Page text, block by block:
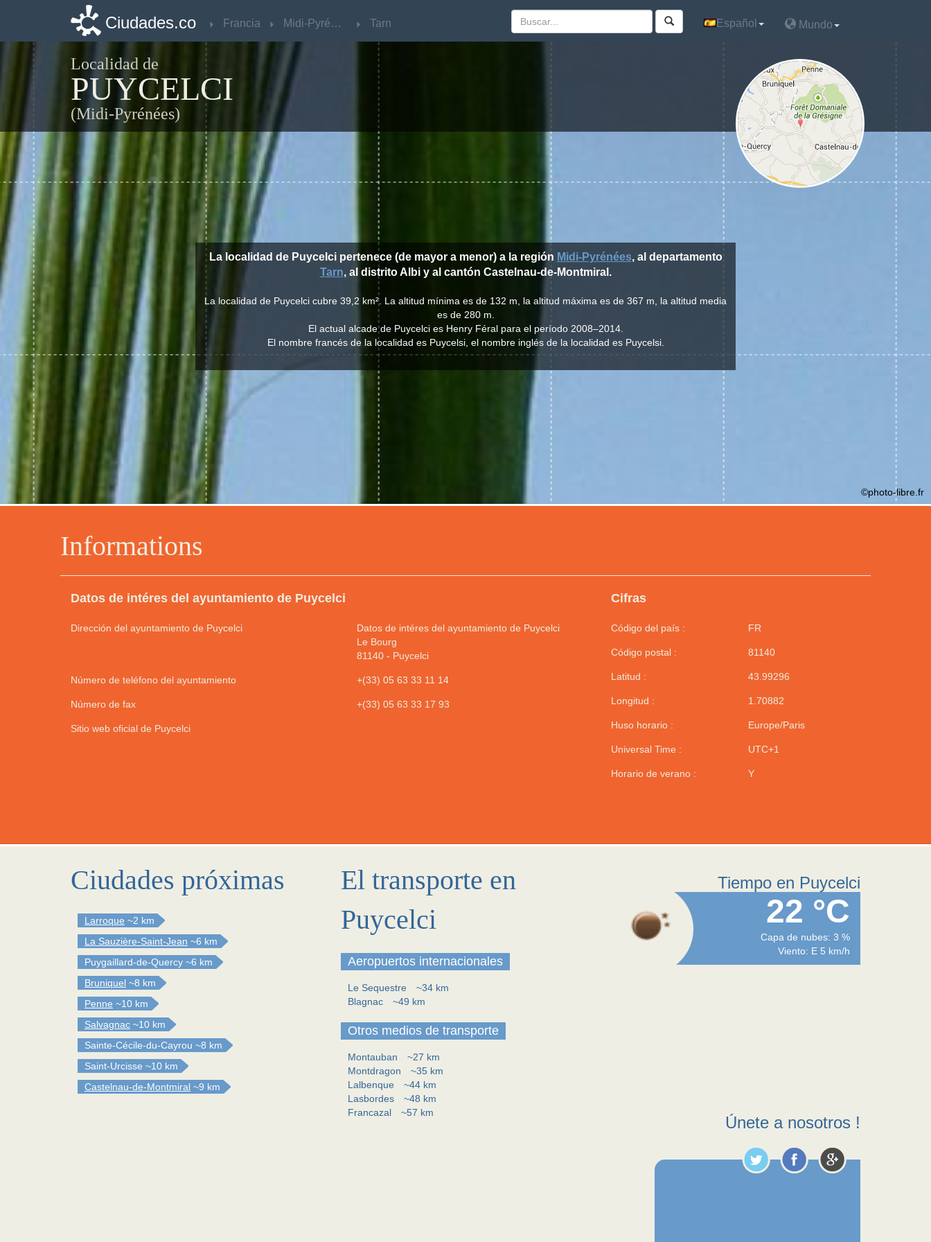
Ciudades.co Francia Midi-Pyrénées Tarn Español Mundo
Localidad de
PUYCELCI
(Midi-Pyrénées)
Informations
Datos de intéres del ayuntamiento de Puycelci
Dirección del ayuntamiento de Puycelci
Datos de intéres del ayuntamiento de Puycelci
Le Bourg
81140- Puycelci
Número de teléfono del ayuntamiento +(33) 05 63 33 11 14
Número de fax +(33) 05 63 33 17 93
Sitio web oficial de Puycelci
Cifras
Código del país : FR
Código postal : 81140
Latitud : 43.99296
Longitud : 1.70882
Huso horario : Europe/Paris
Universal Time : UTC+1
Horario de verano : Y
La localidad de Puycelci pertenece (de mayor a menor) a la región Midi-Pyrénées, al departamento
Tarn, al distrito Albi y al cantón Castelnau-de-Montmiral.
La localidad de Puycelci cubre 39,2 km². La altitud mínima es de 132 m, la altitud máxima es de 367 m, la altitud media
es de 280 m.
El actual alcade de Puycelci es Henry Féral para el período 2008–2014.
El nombre francés de la localidad es Puycelsi, el nombre inglés de la localidad es Puycelsi.
©photo-libre.fr
Ciudades próximas
Larroque ~2 km
La Sauzière-Saint-Jean ~6 km
Puygaillard-de-Quercy ~6 km
Bruniquel ~8 km
Penne ~10 km
Salvagnac ~10 km
Sainte-Cécile-du-Cayrou ~8 km
Saint-Urcisse ~10 km
Castelnau-de-Montmiral ~9 km
El transporte en
Puycelci
Aeropuertos internacionales
Le Sequestre
~34 km
Blagnac
~49 km
Otros medios de transporte
Montauban
~27 km
Montdragon
~35 km
Lalbenque
~44 km
Lasbordes
~48 km
Francazal
~57 km
Tiempo en Puycelci
22 °C
Capa de nubes: 3 %
Viento: E 5 km/h
Únete a nosotros !
Ciudades.co Francia Midi-Pyrénées Tarn Español Mundo